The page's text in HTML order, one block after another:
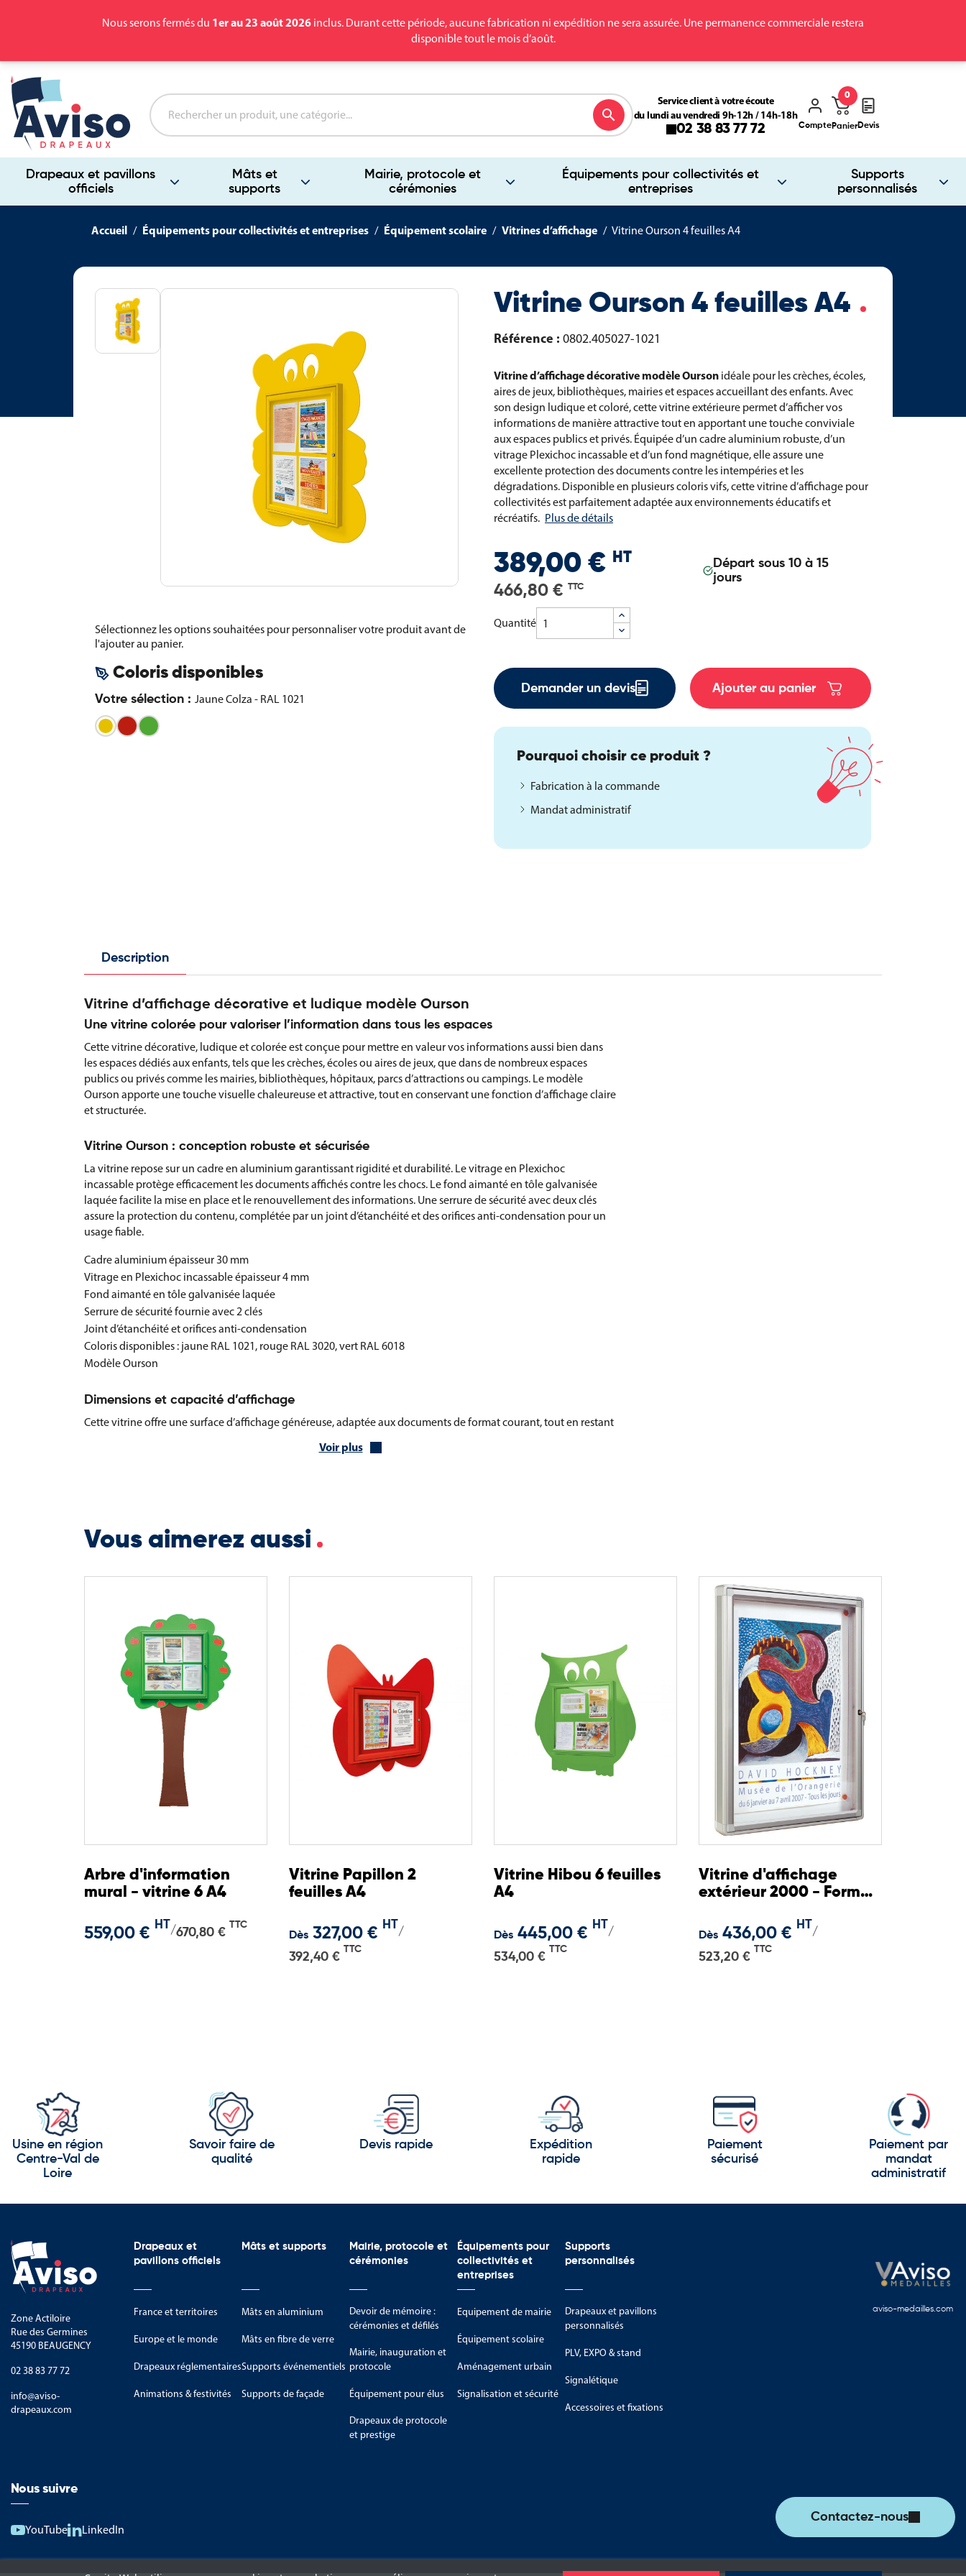
Nous serons fermés du 1er au 23 août 2026 inclus. Durant cette période, aucune fabrication ni expédition ne sera assurée. Une permanence commerciale restera
disponible tout le mois d’août.
Drapeaux et pavillons
officiels
Mâts et
supports
Mairie, protocole et
cérémonies
Équipements pour collectivités et
entreprises
Supports
personnalisés
search
Service client à votre écoute
du lundi au vendredi 9h-12h / 14h-18h
02 38 83 77 72 ComptePanier
0
Devis
Accueil Équipements pour collectivités et entreprises Équipement scolaire Vitrines d’affichage Vitrine Ourson 4 feuilles A4
Sélectionnez les options souhaitées pour personnaliser votre produit avant de
l'ajouter au panier.
Coloris disponibles
Votre sélection : Jaune Colza - RAL 1021
Jaune
Rouge
-
Vert
-
Vitrine Ourson 4 feuilles A4
Référence : 0802.405027-1021
Vitrine d’affichage décorative modèle Ourson idéale pour les crèches, écoles,
aires de jeux, bibliothèques, mairies et espaces accueillant des enfants. Avec
son design ludique et coloré, cette vitrine extérieure permet d’afficher vos
informations de manière attractive tout en apportant une touche conviviale
aux espaces publics et privés. Équipée d’un cadre aluminium robuste, d’un
vitrage Plexichoc incassable et d’un fond magnétique, elle assure une
excellente protection des documents contre les intempéries et les
dégradations. Disponible en plusieurs coloris vifs, cette vitrine d’affichage pour
collectivités est parfaitement adaptée aux environnements éducatifs et
récréatifs. Plus de détails
389,00 € HT
466,80 € TTC
Départ sous 10 à 15
jours
Quantité
Demander un devis Ajouter au panier
Pourquoi choisir ce produit ?
Fabrication à la commande
Mandat administratif
Description
Vitrine d’affichage décorative et ludique modèle Ourson
Une vitrine colorée pour valoriser l’information dans tous les espaces
Cette vitrine décorative, ludique et colorée est conçue pour mettre en valeur vos informations aussi bien dans
les espaces dédiés aux enfants, tels que les crèches, écoles ou aires de jeux, que dans de nombreux espaces
publics ou privés comme les mairies, bibliothèques, hôpitaux, parcs d’attractions ou campings. Le modèle
Ourson apporte une touche visuelle chaleureuse et attractive, tout en conservant une fonction d’affichage claire
et structurée.
Vitrine Ourson : conception robuste et sécurisée
La vitrine repose sur un cadre en aluminium garantissant rigidité et durabilité. Le vitrage en Plexichoc
incassable protège efficacement les documents affichés contre les chocs. Le fond aimanté en tôle galvanisée
laquée facilite la mise en place et le renouvellement des informations. Une serrure de sécurité avec deux clés
assure la protection du contenu, complétée par un joint d’étanchéité et des orifices anti-condensation pour un
usage fiable.
Cadre aluminium épaisseur 30 mm
Vitrage en Plexichoc incassable épaisseur 4 mm
Fond aimanté en tôle galvanisée laquée
Serrure de sécurité fournie avec 2 clés
Joint d’étanchéité et orifices anti-condensation
Coloris disponibles : jaune RAL 1021, rouge RAL 3020, vert RAL 6018
Modèle Ourson
Dimensions et capacité d’affichage
Cette vitrine offre une surface d’affichage généreuse, adaptée aux documents de format courant, tout en restant
La vitrine d’affichage modèle Ourson constitue une solution à la fois fonctionnelle, sécurisée et visuellement
Voir plus
Vous aimerez aussi
Arbre d'information
mural - vitrine 6 A4
559,00 € HT/670,80 €
TTC
Vitrine Papillon 2
feuilles A4
Dès 327,00 € HT
/
392,40 €
TTC
Vitrine Hibou 6 feuilles
A4
Dès 445,00 € HT
/
534,00 €
TTC
Vitrine d'affichage
extérieur 2000 - Format
75 mm
Dès 436,00 € HT
/
523,20 €
TTC
Usine en région
Centre-Val de
Loire
Savoir faire de
qualité
Devis rapide
Expédition
rapide
Paiement
sécurisé
Paiement par
mandat
administratif
Zone Actiloire
Rue des Germines
45190 BEAUGENCY
02 38 83 77 72
info@aviso-
drapeaux.com
Drapeaux et
pavillons officiels
France et territoires
Europe et le monde
Drapeaux réglementaires
Animations & festivités
Mâts et supports
Mâts en aluminium
Mâts en fibre de verre
Supports événementiels
Supports de façade
Mairie, protocole et
cérémonies
Devoir de mémoire :
cérémonies et défilés
Mairie, inauguration et
protocole
Équipement pour élus
Drapeaux de protocole
et prestige
Équipements pour
collectivités et
entreprises
Equipement de mairie
Équipement scolaire
Aménagement urbain
Signalisation et sécurité
Supports
personnalisés
Drapeaux et pavillons
personnalisés
PLV, EXPO & stand
Signalétique
Accessoires et fixations
aviso-medailles.com
Nous suivre
YouTube LinkedIn
Contactez-nous